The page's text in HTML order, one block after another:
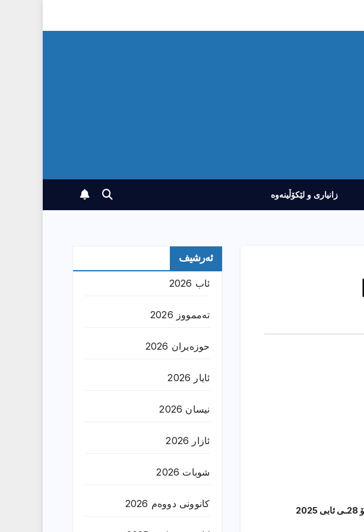
زانیارى و لێکۆڵینەوە
دادگای سلێمانی بڕیاریدا دادگاییکردنی شاسوار عەبدولواحید، سەرۆکی جوڵانەوەی نەوەی نوێ بۆ 28ـی ئابی 2025
ئەرشیف
ئاب 2026
تەممووز 2026
حوزه‌یران 2026
ئایار 2026
نیسان 2026
ئازار 2026
شوبات 2026
کانوونی دووەم 2026